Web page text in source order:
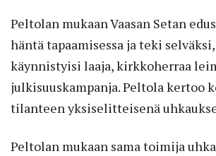
Peltolan mukaan Vaasan Setan
häntä tapaamisessa ja teki
käynnistyisi laaja, kirkkoherraa
julkisuuskampanja. Peltola kertoo
tilanteen yksiselitteisenä
Peltolan mukaan sama toimija